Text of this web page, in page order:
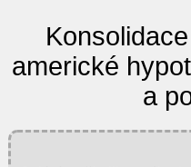
americké
a